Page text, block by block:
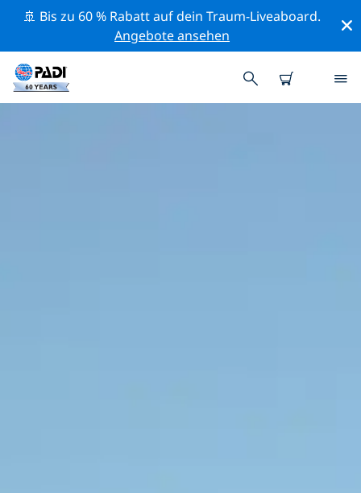
🚢 Bis zu 60 % Rabatt auf dein Traum-Liveaboard.
Angebote ansehen